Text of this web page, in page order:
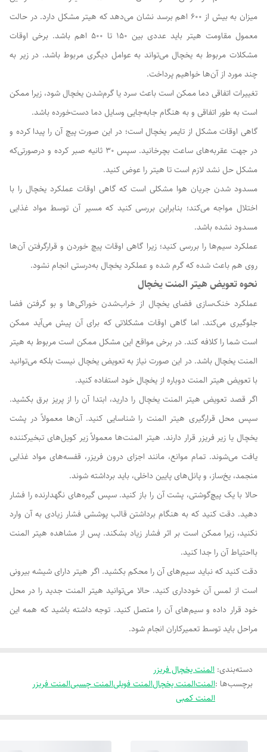
میزان به بیش از ۶۰۰ اهم برسد نشان می‌دهد که هیتر مشکل دارد. در حالت
معمول مقاومت هیتر باید عددی بین ۱۵۰ تا ۵۰۰ اهم باشد. برخی اوقات
مشکلات مربوط به یخچال می‌تواند به عوامل دیگری مربوط باشد. در زیر به
چند مورد از آن‌ها خواهیم پرداخت.
تغییرات اتفاقی دما ممکن است باعث سرد یا گرم‌شدن یخچال شود، زیرا ممکن
است به طور اتفاقی و به هنگام جابه‌جایی وسایل دما دست‌خورده باشد.
گاهی اوقات مشکل از تایمر یخچال است؛ در این صورت پیچ آن را پیدا کرده و
در جهت عقربه‌های ساعت بچرخانید. سپس ۳۰ ثانیه صبر کرده و درصورتی‌که
مشکل حل نشد لازم است تا هیتر را عوض کنید.
مسدود شدن جریان هوا مشکلی است که گاهی اوقات عملکرد یخچال را با
اختلال مواجه می‌کند؛ بنابراین بررسی کنید که مسیر آن توسط مواد غذایی
مسدود نشده باشد.
عملکرد سیم‌ها را بررسی کنید؛ زیرا گاهی اوقات پیچ خوردن و قرارگرفتن آن‌ها
روی هم باعث شده که گرم شده و عملکرد یخچال به‌درستی انجام نشود.
نحوه تعویض هیتر المنت یخچال
عملکرد خنک‌سازی فضای یخچال از خراب‌شدن خوراکی‌ها و بو گرفتن فضا
جلوگیری می‌کند. اما گاهی اوقات مشکلاتی که برای آن پیش می‌آید ممکن
است شما را کلافه کند. در برخی مواقع این مشکل ممکن است مربوط به هیتر
المنت یخچال باشد. در این صورت نیاز به تعویض یخچال نیست بلکه می‌توانید
با تعویض هیتر المنت دوباره از یخچال خود استفاده کنید.
اگر قصد تعویض هیتر المنت یخچال را دارید، ابتدا آن را از پریز برق بکشید.
سپس محل قرارگیری هیتر المنت را شناسایی کنید. آن‌ها معمولاً در پشت
یخچال یا زیر فریزر قرار دارند. هیتر المنت‌ها معمولاً زیر کویل‌های تبخیرکننده
یافت می‌شوند. تمام موانع، مانند اجزای درون فریزر، قفسه‌های مواد غذایی
منجمد، یخ‌ساز، و پانل‌های پایین داخلی، باید برداشته شوند.
حالا با یک پیچ‌گوشتی، پشت آن را باز کنید. سپس گیره‌های نگهدارنده را فشار
دهید. دقت کنید که به هنگام برداشتن قالب پوششی فشار زیادی به آن وارد
نکنید، زیرا ممکن است بر اثر فشار زیاد بشکند. پس از مشاهده هیتر المنت
بااحتیاط آن را جدا کنید.
دقت کنید که نباید سیم‌های آن را محکم بکشید. اگر هیتر دارای شیشه بیرونی
است از لمس آن خودداری کنید. حالا می‌توانید هیتر المنت جدید را در محل
خود قرار داده و سیم‌های آن را متصل کنید. توجه داشته باشید که همه این
مراحل باید توسط تعمیرکاران انجام شود.
دسته‌بندی: المنت یخچال فریزر
برچسب‌ها :المنتالمنت یخچالالمنت فویلیالمنت چسبیالمنت فریزر
المنت کمبی